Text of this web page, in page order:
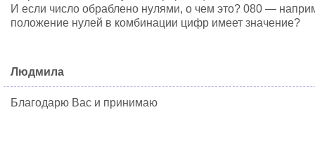
И если число обраблено нулями, о чем это? 080 —
положение нулей в комбинации цифр имеет значение?
Людмила
Благодарю Вас и принимаю